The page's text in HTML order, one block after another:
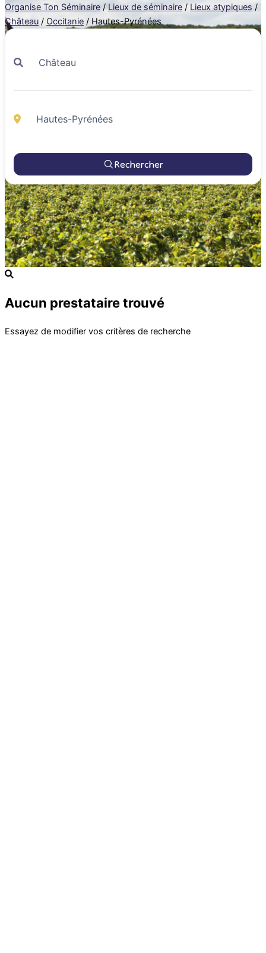
Organise Ton Séminaire / Lieux de séminaire / Lieux atypiques /
Château / Occitanie / Hautes-Pyrénées
Rechercher
Aucun prestataire trouvé
Essayez de modifier vos critères de recherche